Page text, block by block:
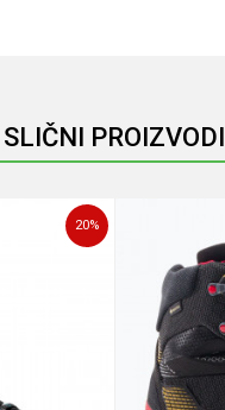
SLIČNI PROIZVODI
20%